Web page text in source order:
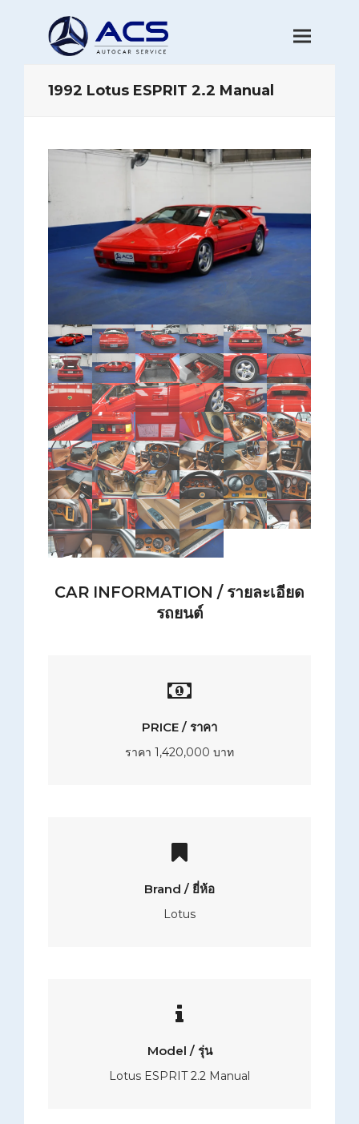
1992 Lotus ESPRIT 2.2 Manual
CAR INFORMATION / รายละเอียด
รถยนต์
PRICE / ราคา
ราคา 1,420,000 บาท
Brand / ยี่ห้อ
Lotus
Model / รุ่น
Lotus ESPRIT 2.2 Manual